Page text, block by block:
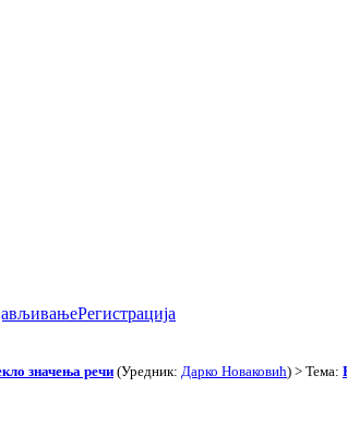
Регистрација
значења речи (Уредник: Дарко Новаковић) > Тема: